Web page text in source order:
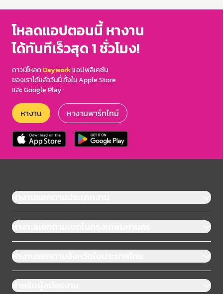
of
โหลดแอปตอนนี้ หางาน
ได้ทันทีเร็วสุด 1 ชั่วโมง!
ดาวน์โหลดDayworkแอปพลิเคชัน
ของเราได้แล้ววันนี้ ทั้งใน Apple Store
และ Google Play
หางาน หางานพาร์ทไทม์
หางานแยกตามประเภทงาน
หางานแยกตามเขตในกรุงเทพมหานคร
หางานแยกตามจังหวัดในประเทศไทย
สำหรับผู้สมัครงาน